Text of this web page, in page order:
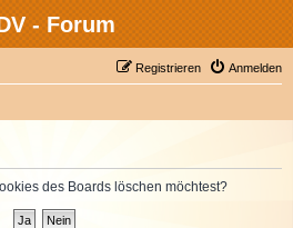
- Forum
Anmelden
Registrieren
des Boards löschen möchtest?